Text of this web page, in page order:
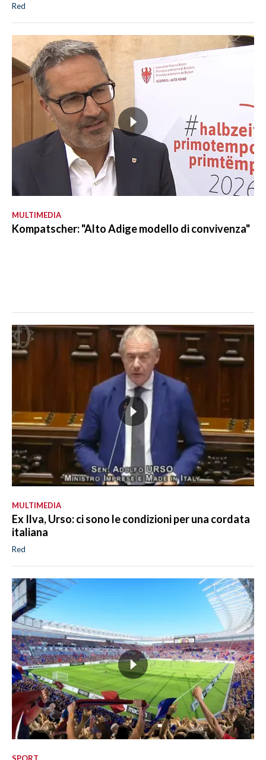
Red
MULTIMEDIA
Kompatscher: "Alto Adige modello di convivenza"
MULTIMEDIA
Ex Ilva, Urso: ci sono le condizioni per una cordata
italiana
Red
SPORT